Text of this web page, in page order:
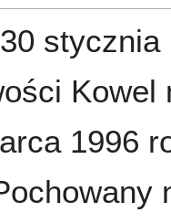
Kowel
1996